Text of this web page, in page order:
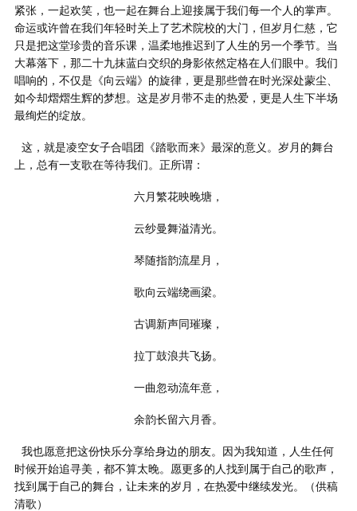
紧张，一起欢笑，也一起在舞台上迎接属于我们每一个人的掌声。
命运或许曾在我们年轻时关上了艺术院校的大门，但岁月仁慈，它
只是把这堂珍贵的音乐课，温柔地推迟到了人生的另一个季节。当
大幕落下，那二十九抹蓝白交织的身影依然定格在人们眼中。我们
唱响的，不仅是《向云端》的旋律，更是那些曾在时光深处蒙尘、
如今却熠熠生辉的梦想。这是岁月带不走的热爱，更是人生下半场
最绚烂的绽放。
这，就是凌空女子合唱团《踏歌而来》最深的意义。岁月的舞台
上，总有一支歌在等待我们。正所谓：
六月繁花映晚塘，
云纱曼舞溢清光。
琴随指韵流星月，
歌向云端绕画梁。
古调新声同璀璨，
拉丁鼓浪共飞扬。
一曲忽动流年意，
余韵长留六月香。
我也愿意把这份快乐分享给身边的朋友。因为我知道，人生任何
时候开始追寻美，都不算太晚。愿更多的人找到属于自己的歌声，
找到属于自己的舞台，让未来的岁月，在热爱中继续发光。（供稿
清歌）